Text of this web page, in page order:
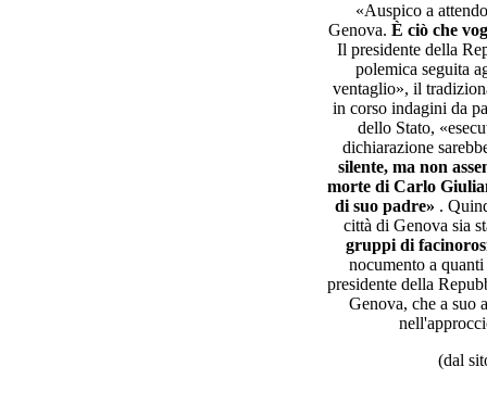
«Auspico a
Genova. È ciò che
Il presidente della
polemica seguita
ventaglio», il
in corso indagini da
dello Stato,
dichiarazione
silente, ma non
morte di Carlo
di suo padre» .
città di Genova sia
gruppi di
nocumento a
presidente della
Genova, che a suo
(dal